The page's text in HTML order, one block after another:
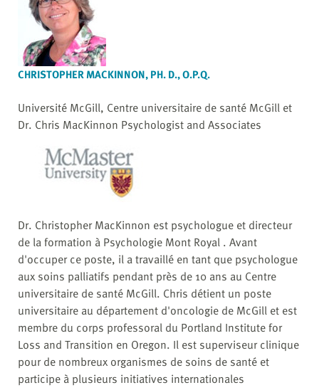
CHRISTOPHER MACKINNON, PH. D., O.P.Q.
Université McGill, Centre universitaire de santé McGill et
Dr. Chris MacKinnon Psychologist and Associates
Dr. Christopher MacKinnon est psychologue et directeur
de la formation à Psychologie Mont Royal . Avant
d'occuper ce poste, il a travaillé en tant que psychologue
aux soins palliatifs pendant près de 10 ans au Centre
universitaire de santé McGill. Chris détient un poste
universitaire au département d'oncologie de McGill et est
membre du corps professoral du Portland Institute for
Loss and Transition en Oregon. Il est superviseur clinique
pour de nombreux organismes de soins de santé et
participe à plusieurs initiatives internationales